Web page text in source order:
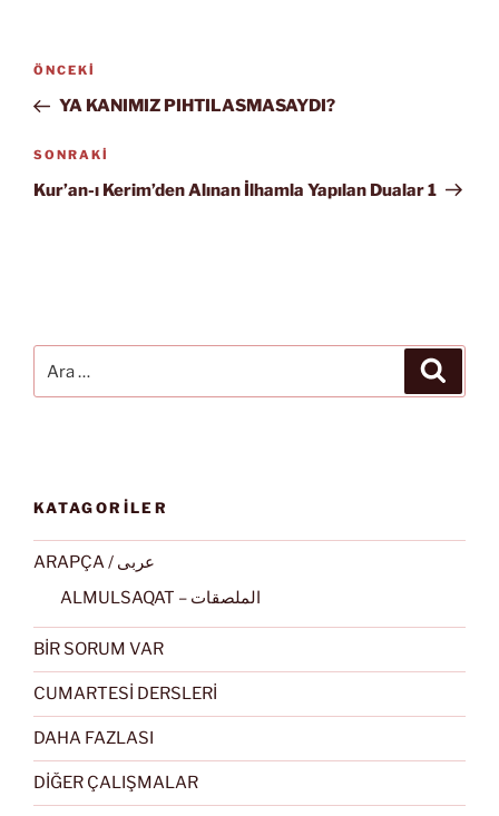
Yazı
Önceki
Yazı
ÖNCEKI
YA KANIMIZ PIHTILASMASAYDI?
Sonraki
Yazı
SONRAKI
Kur’an-ı Kerim’den Alınan İlhamla Yapılan Dualar 1
KATAGORİLER
ARAPÇA / عربى
ALMULSAQAT – الملصقات
BİR SORUM VAR
CUMARTESİ DERSLERİ
DAHA FAZLASI
DİĞER ÇALIŞMALAR